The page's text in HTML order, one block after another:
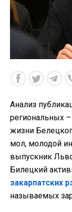
Анализ
региональных –
жизни
мол, молодой
выпускник
Билецкий
закарпатских
называемых